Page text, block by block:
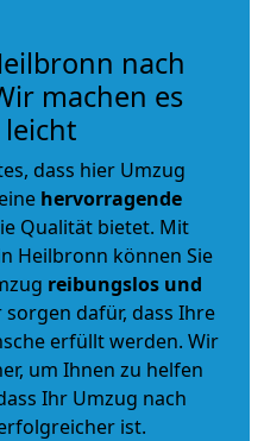
nach
machen es
dass hier Umzug
hervorragende
Qualität bietet. Mit
Heilbronn können Sie
reibungslos und
dafür, dass Ihre
erfüllt werden. Wir
um Ihnen zu helfen
Ihr Umzug nach
ist.